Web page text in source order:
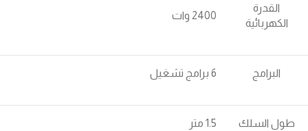
القدرة
الكهربائية
2400 وات
البرامج 6 برامج تشغيل
طول السلك 1.5 متر